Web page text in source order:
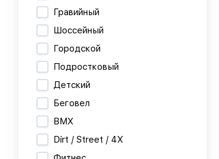
Гравийный
Шоссейный
Городской
Подростковый
Детский
Беговел
BMX
Dirt / Street / 4X